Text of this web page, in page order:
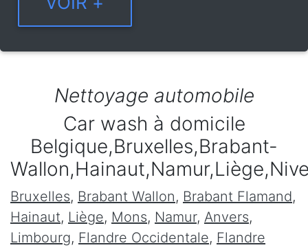
Nettoyage automobile
Car wash à domicile
Belgique,Bruxelles,Brabant-
Bruxelles, Brabant Wallon, Brabant Flamand,
Hainaut, Liège, Mons, Namur, Anvers,
Limbourg, Flandre Occidentale, Flandre